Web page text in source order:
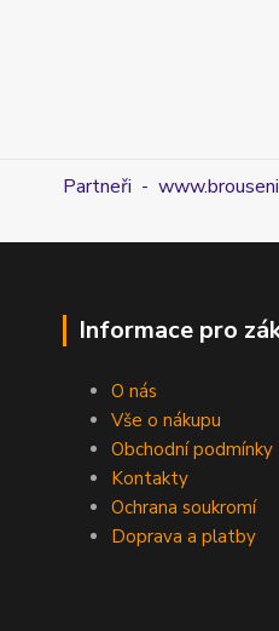
Partneři -
Informace pro
O nás
Vše o nákupu
Obchodní podmínky
Kontakty
Ochrana soukromí
Doprava a platby